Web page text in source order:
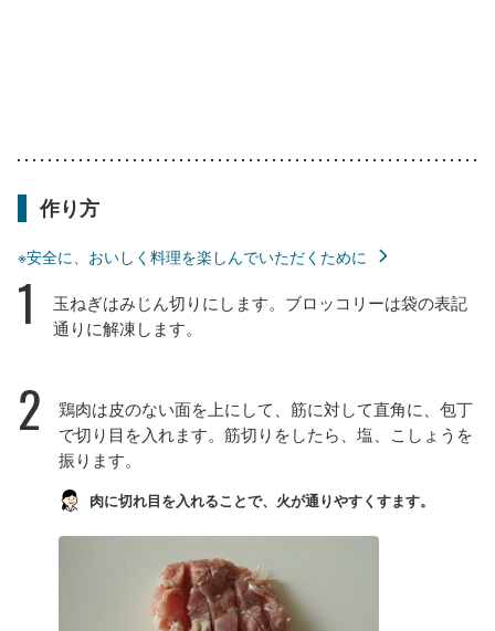
作り方
※安全に、おいしく料理を楽しんでいただくために
1
玉ねぎはみじん切りにします。ブロッコリーは袋の表記
通りに解凍します。
2
鶏肉は皮のない面を上にして、筋に対して直角に、包丁
で切り目を入れます。筋切りをしたら、塩、こしょうを
振ります。
肉に切れ目を入れることで、火が通りやすくすます。